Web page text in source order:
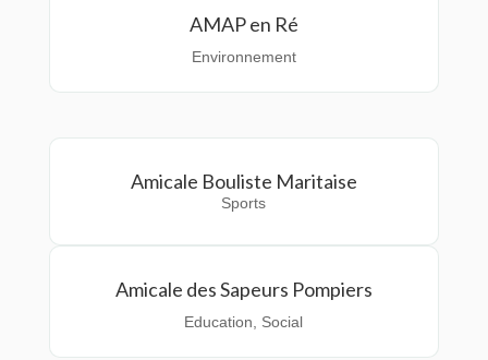
AMAP en Ré
Environnement
Amicale Bouliste Maritaise
Sports
Amicale des Sapeurs Pompiers
Education Social